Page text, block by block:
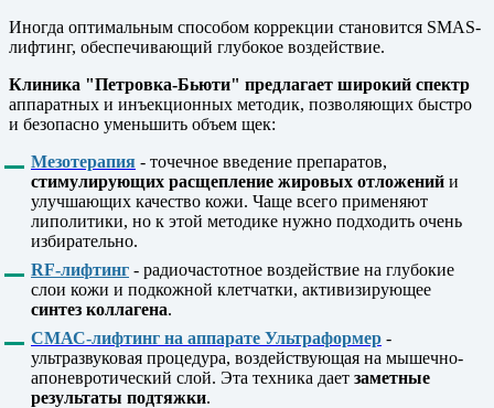
Иногда оптимальным способом коррекции становится SMAS-
лифтинг, обеспечивающий глубокое воздействие.
Клиника "Петровка-Бьюти" предлагает широкий спектр
аппаратных и инъекционных методик, позволяющих быстро
и безопасно уменьшить объем щек:
Мезотерапия - точечное введение препаратов,
стимулирующих расщепление жировых отложений и
улучшающих качество кожи. Чаще всего применяют
липолитики, но к этой методике нужно подходить очень
избирательно.
RF-лифтинг - радиочастотное воздействие на глубокие
слои кожи и подкожной клетчатки, активизирующее
синтез коллагена.
СМАС-лифтинг на аппарате Ультраформер -
ультразвуковая процедура, воздействующая на мышечно-
апоневротический слой. Эта техника дает заметные
результаты подтяжки.